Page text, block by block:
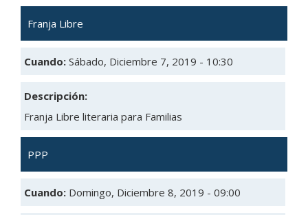
Franja Libre
Cuando: Sábado, Diciembre 7, 2019 - 10:30
Descripción:
Franja Libre literaria para Familias
PPP
Cuando: Domingo, Diciembre 8, 2019 - 09:00